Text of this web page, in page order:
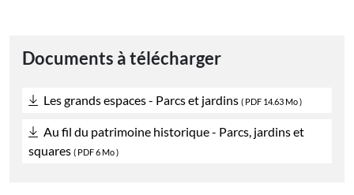
Documents à télécharger
Les grands espaces - Parcs et jardins ( PDF 14.63 Mo )
Au fil du patrimoine historique - Parcs, jardins et
squares ( PDF6 Mo )